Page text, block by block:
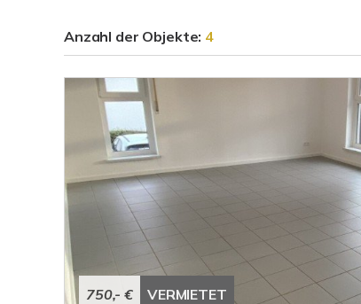
Anzahl der Objekte: 4
750,- € VERMIETET